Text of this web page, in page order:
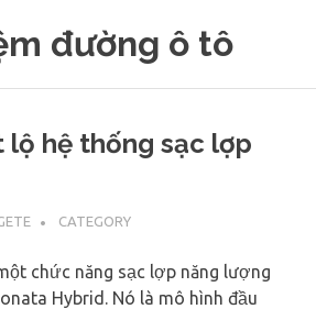
đường ô tô
lộ hệ thống sạc lợp
CATEGORY
chức năng sạc lợp năng lượng
Hybrid. Nó là mô hình đầu